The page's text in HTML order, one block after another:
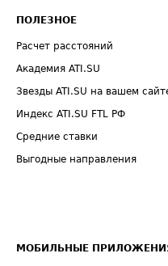
ПОЛЕЗНОЕ
Расчет расстояний
Академия ATI.SU
Звезды ATI.SU на вашем
Индекс ATI.SU FTL РФ
Средние ставки
Выгодные направления
МОБИЛЬНЫЕ ПРИЛОЖЕНИЯ